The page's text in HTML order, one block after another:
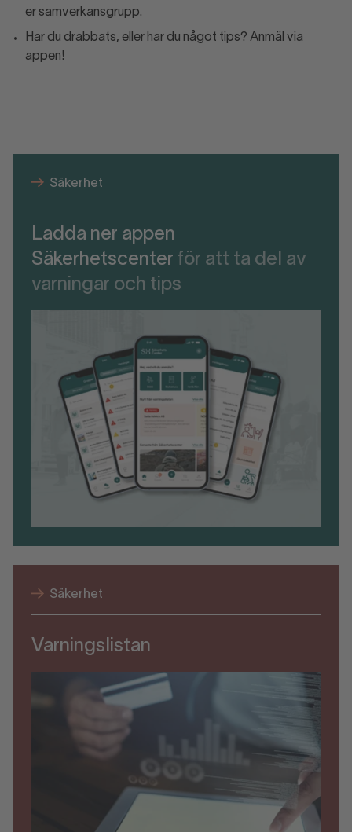
er samverkansgrupp.
Har du drabbats, eller har du något tips? Anmäl via
appen!
Säkerhet
Ladda ner appen
Säkerhetscenter för att ta del av
varningar och tips
Säkerhet
Varningslistan